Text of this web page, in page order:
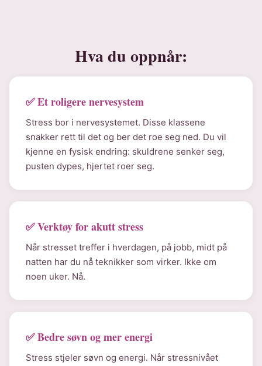
Hva du oppnår:
✅ Et roligere nervesystem
Stress bor i nervesystemet. Disse klassene
snakker rett til det og ber det roe seg ned. Du vil
kjenne en fysisk endring: skuldrene senker seg,
pusten dypes, hjertet roer seg.
✅ Verktøy for akutt stress
Når stresset treffer i hverdagen, på jobb, midt på
natten har du nå teknikker som virker. Ikke om
noen uker. Nå.
✅ Bedre søvn og mer energi
Stress stjeler søvn og energi. Når stressnivået